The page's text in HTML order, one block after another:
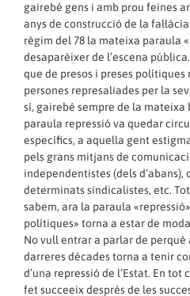
gairebé gens i amb prou feines
anys de construcció de la
règim del 78 la mateixa paraula
desaparèixer de l’escena
que de presos i preses polítiques
persones represaliades per la
sí, gairebé sempre de la mateixa
paraula repressió va quedar
específics, a aquella gent
pels grans mitjans de
independentistes (dels d’abans),
determinats sindicalistes, etc.
sabem, ara la paraula
polítiques» torna a estar de
No vull entrar a parlar de perquè
darreres dècades torna a tenir
d’una repressió de l’Estat. En
fet succeeix després de les